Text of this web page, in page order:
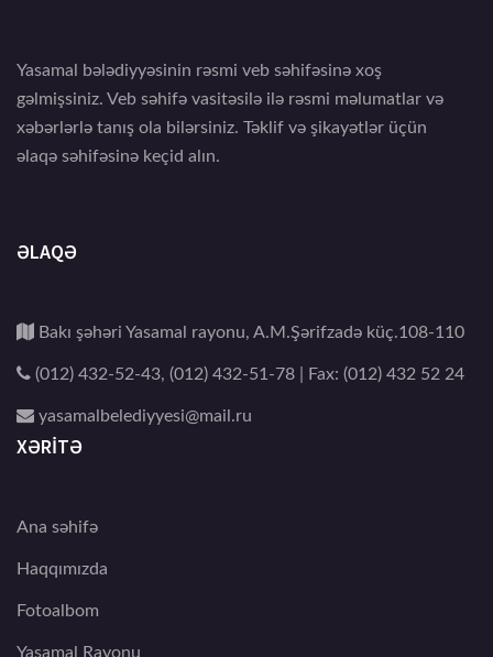
Yasamal bələdiyyəsinin rəsmi veb səhifəsinə xoş
gəlmişsiniz. Veb səhifə vasitəsilə ilə rəsmi məlumatlar və
xəbərlərlə tanış ola bilərsiniz. Təklif və şikayətlər üçün
əlaqə səhifəsinə keçid alın.
ƏLAQƏ
Bakı şəhəri Yasamal rayonu, A.M.Şərifzadə küç.108-110
(012) 432-52-43, (012) 432-51-78 | Fax: (012) 432 52 24
yasamalbelediyyesi@mail.ru
XƏRİTƏ
Ana səhifə
Haqqımızda
Fotoalbom
Yasamal Rayonu